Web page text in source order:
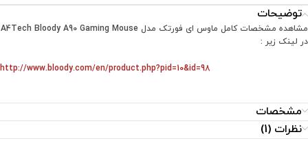
توضیحات
مشاهده مشخصات کامل ماوس ای فورتک مدل A4Tech Bloody A90 Gaming Mouse
در لینک زیر :
http://www.bloody.com/en/product.php?pid=10&id=98
مشخصات
نظرات (1)